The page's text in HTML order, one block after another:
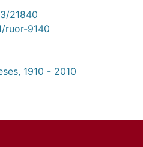
21840
ruor-9140
1910 - 2010